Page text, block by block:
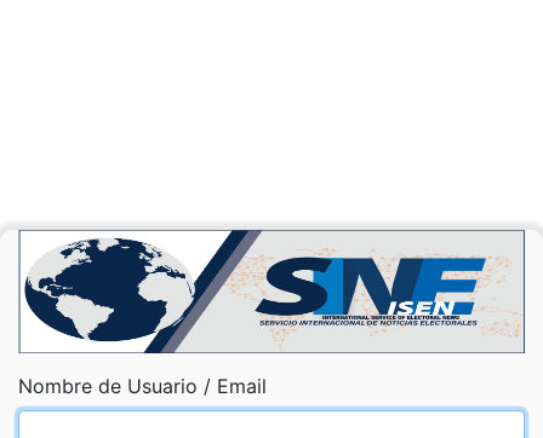
Nombre de Usuario / Email